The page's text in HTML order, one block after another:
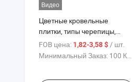
Видео
Цветные кровельные
плитки, типы черепицы,
цветные каменные
металлические кровельные
FOB цена: 1,82-3,58 $/ шт.
Минимальный Заказ: 100 Куски